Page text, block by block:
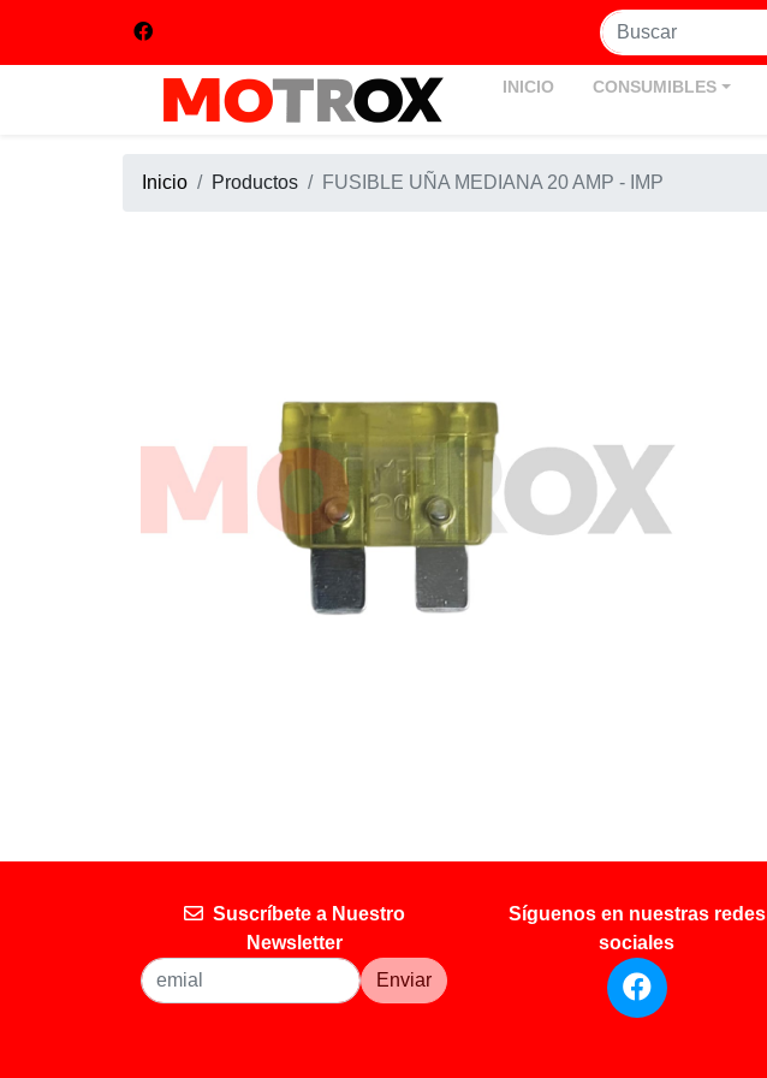
INICIO CONSUMIBLES
Inicio Productos FUSIBLE UÑA MEDIANA 20 AMP - IMP
Suscríbete a Nuestro
Newsletter
Enviar
Síguenos en nuestras redes
sociales